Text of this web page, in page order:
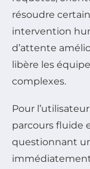
résoudre
intervention
d’attente
libère les
complexes.
Pour
parcours fluide
questionnant